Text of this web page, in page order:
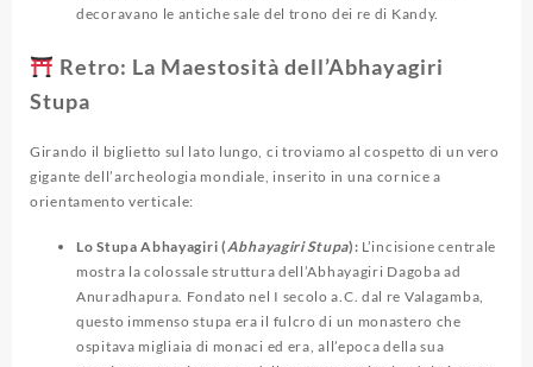
decoravano le antiche sale del trono dei re di Kandy.
Retro: La Maestosità dell’Abhayagiri
Stupa
Girando il biglietto sul lato lungo, ci troviamo al cospetto di un vero
gigante dell’archeologia mondiale, inserito in una cornice a
orientamento verticale:
Lo Stupa Abhayagiri ( Abhayagiri Stupa): L’incisione centrale
mostra la colossale struttura dell’Abhayagiri Dagoba ad
Anuradhapura. Fondato nel I secolo a.C. dal re Valagamba,
questo immenso stupa era il fulcro di un monastero che
ospitava migliaia di monaci ed era, all’epoca della sua